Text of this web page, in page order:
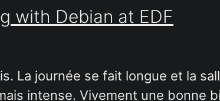
with Debian at EDF
La journée se fait longue et la
intense. Vivement une bonne